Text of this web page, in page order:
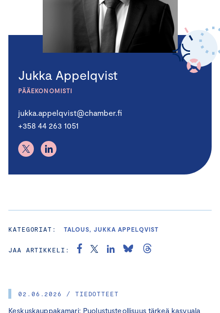
02.06.2026 / TIEDOTTEET
Keskuskauppakamari: Puolustusteollisuus tärkeä kasvuala
Jukka Appelqvist
PÄÄEKONOMISTI
jukka.appelqvist@chamber.fi
+358 44 263 1051
KATEGORIAT: TALOUS, JUKKA APPELQVIST
JAA ARTIKKELI: